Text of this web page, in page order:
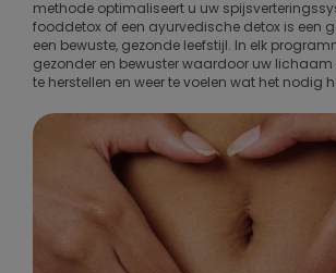
methode optimaliseert u uw
fooddetox of een ayurvedische detox is een
een bewuste, gezonde leefstijl. In elk
gezonder en bewuster waardoor uw lichaam
te herstellen en weer te voelen wat het nodig